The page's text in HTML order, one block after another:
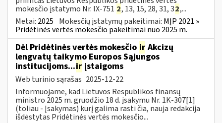
mokesčio įstatymo Nr. IX-751 2, 13, 15, 28, 31, 32,...
Metai: 2025 Mokesčių įstatymų pakeitimai: MĮP 2021 »
Pridėtinės vertės mokesčio pakeitimai nuo 2025 m.
Dėl Pridėtinės vertės mokesčio ir Akcizų
lengvatų taikymo Europos Sąjungos
institucijoms...ir įstaigoms
Web turinio sąrašas 2025-12-22
Informuojame, kad Lietuvos Respublikos finansų
ministro 2025 m. gruodžio 18 d. įsakymu Nr. 1K-307[1]
(toliau - Įsakymas) kurį galima rasti čia, nauja redakcija
išdėstytas Pridėtinės vertės mokesčio...